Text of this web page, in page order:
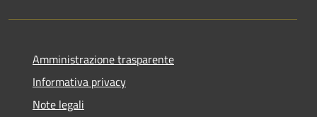
Amministrazione trasparente
Informativa privacy
Note legali